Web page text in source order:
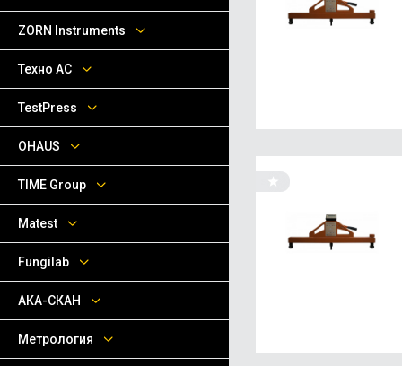
ZORN Instruments
Техно АС
TestPress
OHAUS
TIME Group
Matest
Fungilab
АКА-СКАН
Метрология